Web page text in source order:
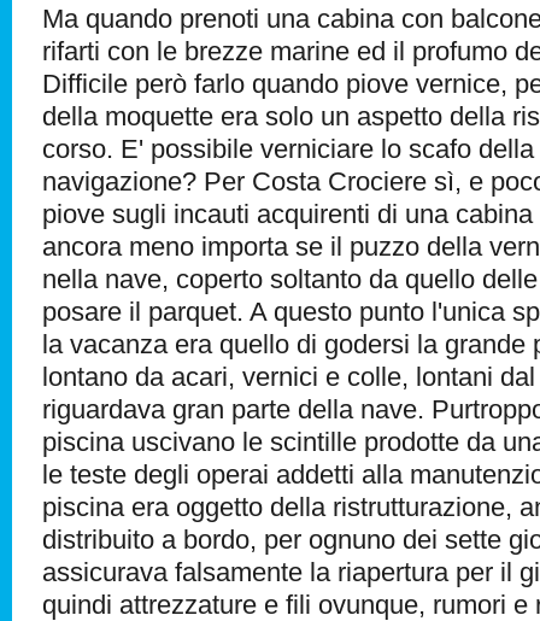
Ma quando prenoti una cabina con
rifarti con le brezze marine ed il profumo
Difficile però farlo quando piove vernice,
della moquette era solo un aspetto della
corso. E' possibile verniciare lo scafo
navigazione? Per Costa Crociere sì, e
piove sugli incauti acquirenti di una
ancora meno importa se il puzzo della
nella nave, coperto soltanto da quello
posare il parquet. A questo punto l'unica
la vacanza era quello di godersi la grande
lontano da acari, vernici e colle, lontani
riguardava gran parte della nave.
piscina uscivano le scintille prodotte da
le teste degli operai addetti alla
piscina era oggetto della ristrutturazione,
distribuito a bordo, per ognuno dei sette
assicurava falsamente la riapertura per il
quindi attrezzature e fili ovunque, rumori